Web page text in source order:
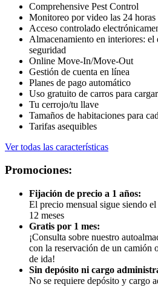
Comprehensive Pest Control
Monitoreo por video las 24 horas
Acceso controlado
Almacenamiento en interiores:
seguridad
Online Move-In/Move-Out
Gestión de cuenta en línea
Planes de pago automático
Uso gratuito de carros para cargar
Tu cerrojo/tu llave
Tamaños de habitaciones para
Tarifas asequibles
Ver todas las características
Promociones:
Fijación de precio a 1 años:
El precio mensual sigue siendo
12 meses
Gratis por 1 mes:
¡Consulta sobre nuestro
con la reservación de un camión
de ida!
Sin depósito ni cargo
No se requiere depósito y cargo